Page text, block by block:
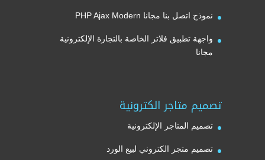
نموذج اتصل بنا مجانا PHP Ajax Modern
واجهة تطبيق فلاتر الخاصة بالتجارة الإلكترونية
مجانا
تصميم متاجر الكترونية
تصميم المتاجر الإلكترونية
تصميم متجر الكتروني لبيع الورد